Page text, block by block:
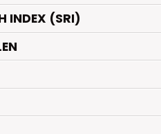
INDEX (SRI)